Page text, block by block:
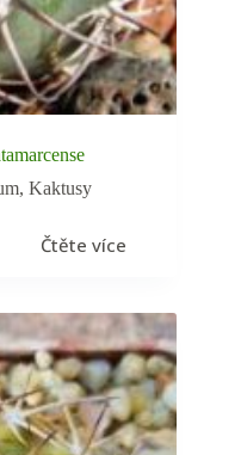
,Kaktusy
Čtěte více